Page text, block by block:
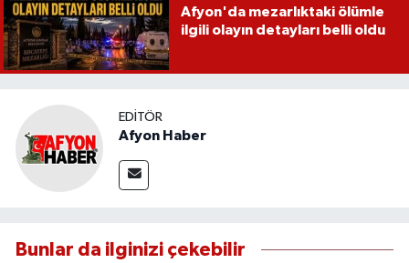
Afyon'da mezarlıktaki ölümle
ilgili olayın detayları belli oldu
EDITÖR
Afyon Haber
Bunlar da ilginizi çekebilir